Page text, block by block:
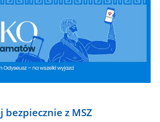
bezpiecznie z MSZ